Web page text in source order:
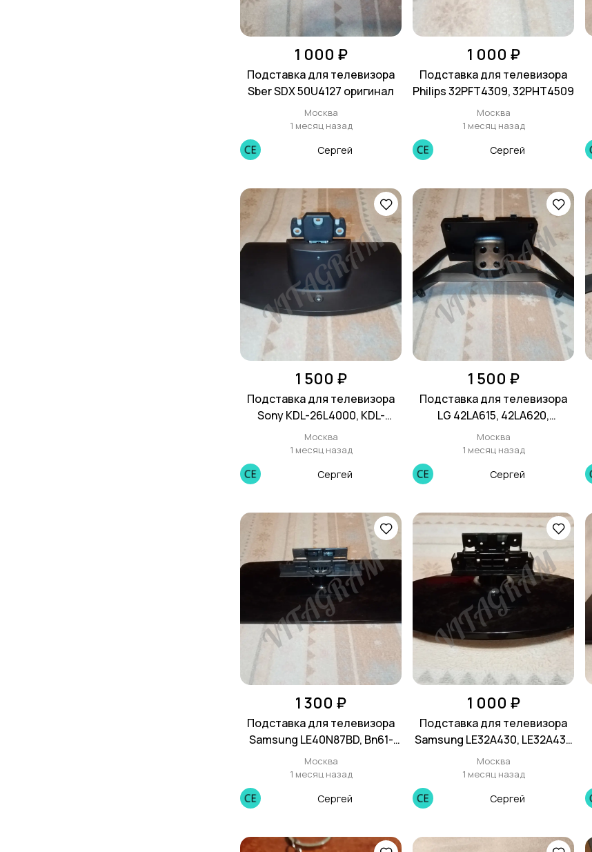
1 000 ₽
Подставка для телевизора
Sber SDX 50U4127 оригинал
Москва
1 месяц назад
Сергей
1 000 ₽
Подставка для телевизора
Philips 32PFT4309, 32PHT4509
Москва
1 месяц назад
Сергей
1 500 ₽
Подставка для телевизора
Sony KDL-26L4000, KDL-
32S4000, KDL-32V4000, KDL-
32L4000, KDL-32U4000
Москва
1 месяц назад
Сергей
1 500 ₽
Подставка для телевизора
LG 42LA615, 42LA620,
42LN540, 42LN570
Москва
1 месяц назад
Сергей
1 300 ₽
Подставка для телевизора
Samsung LE40N87BD, Bn61-
03105x
Москва
1 месяц назад
Сергей
1 000 ₽
Подставка для телевизора
Samsung LЕ32А430, LE32А431,
LE32А436, LЕ32А450
Москва
1 месяц назад
Сергей